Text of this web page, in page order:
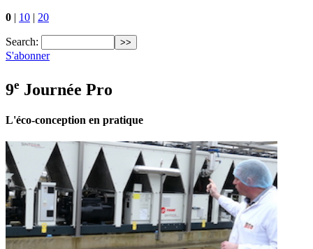
0 | 10 | 20
Search:
S'abonner
9e Journée Pro
L'éco-conception en pratique